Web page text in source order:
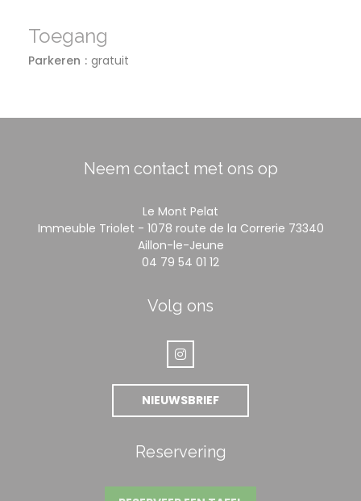
Toegang
Parkeren gratuit
Neem contact met ons op
Le Mont Pelat
Immeuble Triolet - 1078 route de la Correrie 73340
Aillon-le-Jeune((opent in een nieuw
04 79 54 01 12
Volg ons
Instagram ((opent in een
NIEUWSBRIEF
Reservering